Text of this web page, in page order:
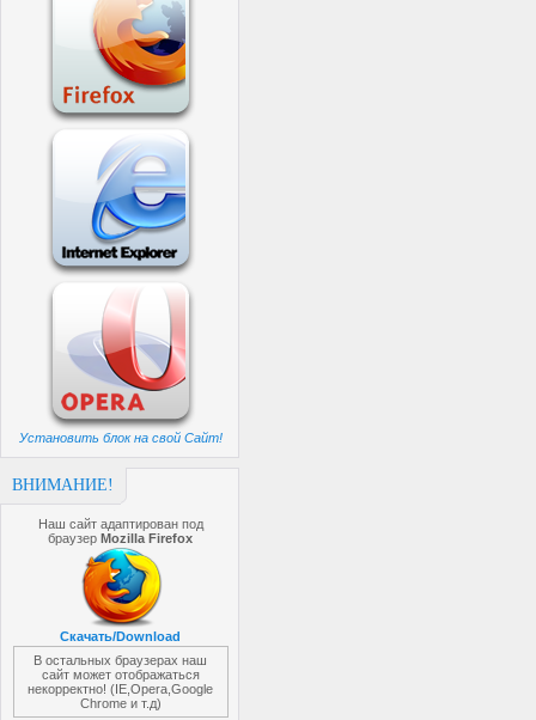
Установить блок на свой Сайт!
ВНИМАНИЕ!
Наш сайт адаптирован под
браузерMozilla Firefox
Скачать/Download
В остальных браузерах наш
сайт может отображаться
некорректно! (IE,Opera,Google
Chrome и т.д)